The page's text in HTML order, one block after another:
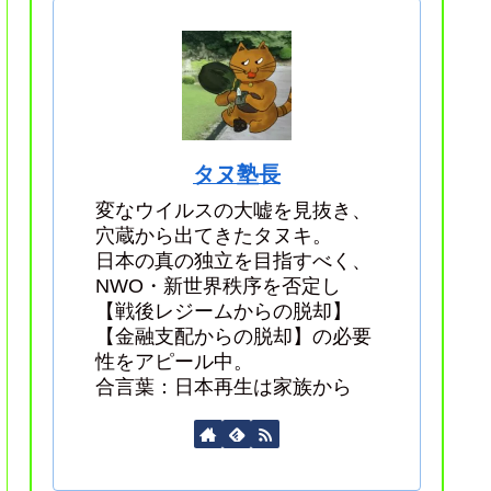
タヌ塾長
変なウイルスの大嘘を見抜き、
穴蔵から出てきたタヌキ。
日本の真の独立を目指すべく、
NWO・新世界秩序を否定し
【戦後レジームからの脱却】
【金融支配からの脱却】の必要
性をアピール中。
合言葉：日本再生は家族から